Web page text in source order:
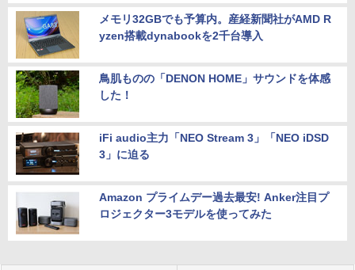
メモリ32GBでも予算内。産経新聞社がAMD R
yzen搭載dynabookを2千台導入
鳥肌ものの「DENON HOME」サウンドを体感
した！
iFi audio主力「NEO Stream 3」「NEO iDSD
3」に迫る
Amazon プライムデー過去最安! Anker注目プ
ロジェクター3モデルを使ってみた